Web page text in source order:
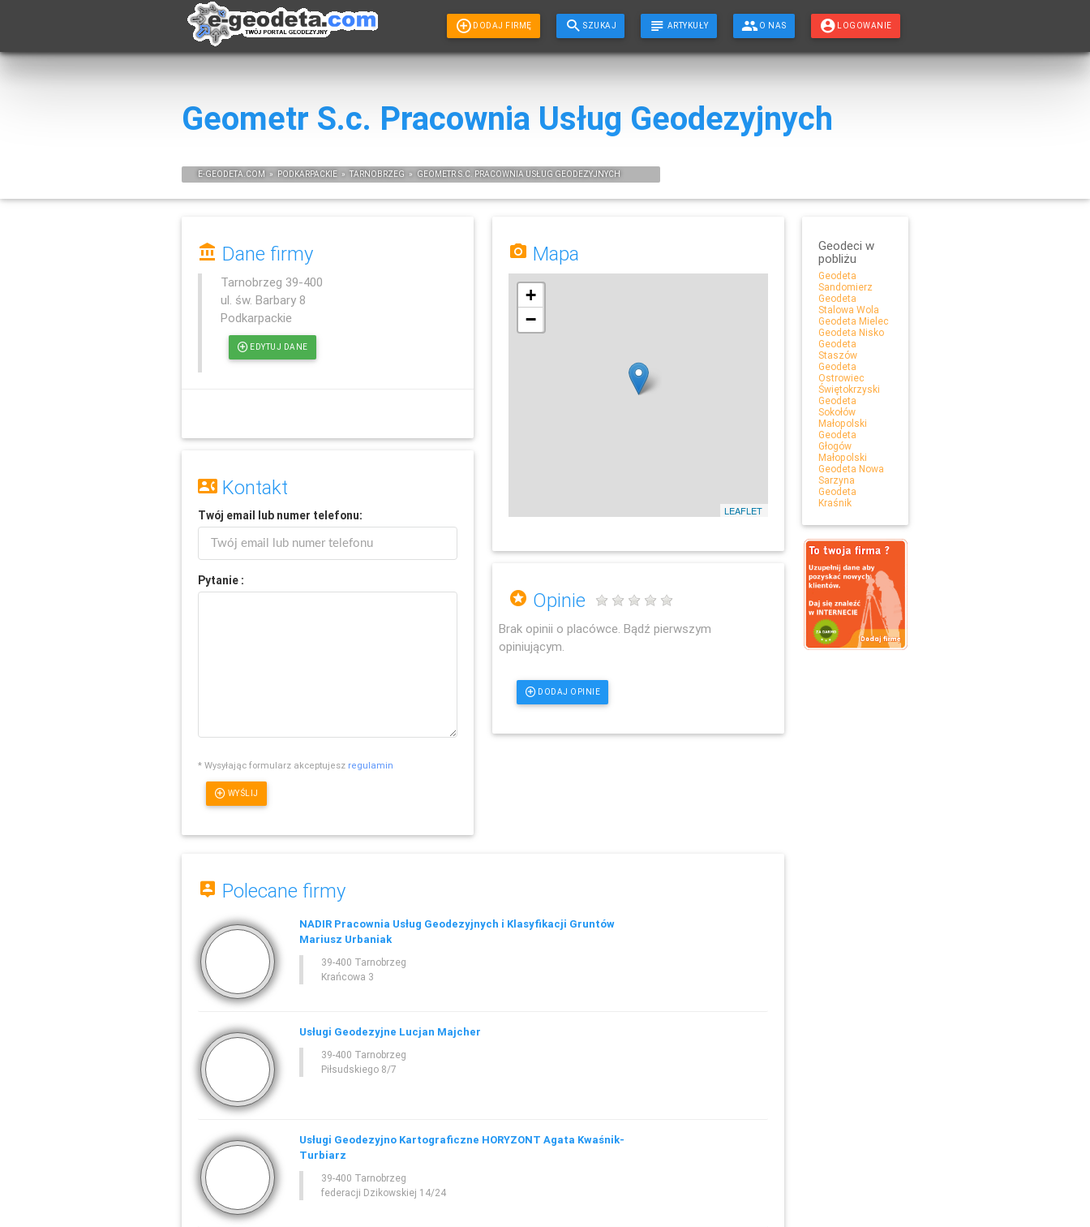
DODAJ FIRMĘ SZUKAJ ARTYKUŁY O NAS LOGOWANIE
Geometr S.c. Pracownia Usług Geodezyjnych
E-GEODETA.COM » PODKARPACKIE » TARNOBRZEG » GEOMETR S.C. PRACOWNIA USŁUG GEODEZYJNYCH
Dane firmy
Tarnobrzeg 39-400
ul. św. Barbary 8
Podkarpackie
EDYTUJ DANE
Kontakt
Twój email lub numer telefonu:
Pytanie :
* Wysyłając formularz akceptujesz regulamin
WYŚLIJ
Mapa
+
−
LEAFLET
Opinie
Brak opinii o placówce. Bądź pierwszym
opiniującym.
DODAJ OPINIE
Polecane firmy
NADIR Pracownia Usług Geodezyjnych i Klasyfikacji Gruntów
Mariusz Urbaniak
39-400 Tarnobrzeg
Krańcowa 3
Usługi Geodezyjne Lucjan Majcher
39-400 Tarnobrzeg
Piłsudskiego 8/7
Usługi Geodezyjno Kartograficzne HORYZONT Agata Kwaśnik-
Turbiarz
39-400 Tarnobrzeg
federacji Dzikowskiej 14/24
Geodeci w
pobliżu
Geodeta
Sandomierz
Geodeta
Stalowa Wola
Geodeta Mielec
Geodeta Nisko
Geodeta
Staszów
Geodeta
Ostrowiec
Świętokrzyski
Geodeta
Sokołów
Małopolski
Geodeta
Głogów
Małopolski
Geodeta Nowa
Sarzyna
Geodeta
Kraśnik